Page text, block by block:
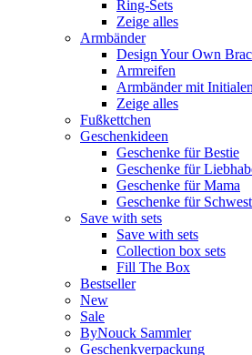
Ring-Sets
Zeige alles
Armbänder
Design Your Own
Armreifen
Armbänder mit Initialen
Zeige alles
Fußkettchen
Geschenkideen
Geschenke für Bestie
Geschenke für
Geschenke für Mama
Geschenke für
Save with sets
Save with sets
Collection box sets
Fill The Box
Bestseller
New
Sale
ByNouck Sammler
Geschenkverpackung